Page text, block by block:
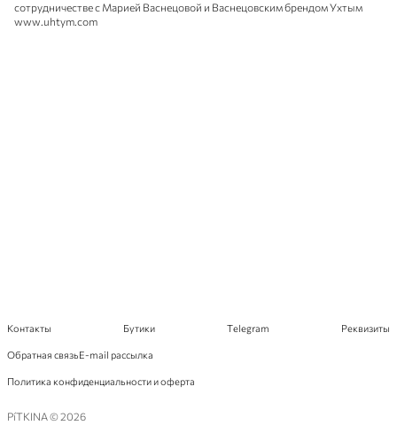
сотрудничестве с Марией Васнецовой и Васнецовским брендом Ухтым
www.uhtym.com
Контакты Бутики Telegram Реквизиты
Обратная связьE-mail рассылка
Политика конфиденциальности и оферта
PíTKINA © 2026